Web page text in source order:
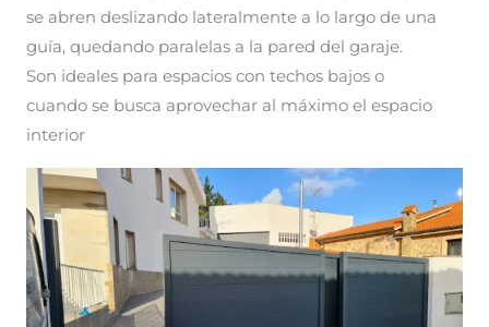
se abren deslizando lateralmente a lo largo de una
guía, quedando paralelas a la pared del garaje.
Son ideales para espacios con techos bajos o
cuando se busca aprovechar al máximo el espacio
interior